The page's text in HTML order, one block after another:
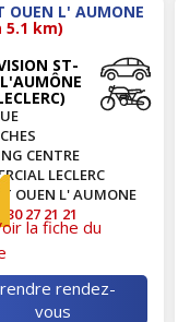
OUEN L' AUMONE
5.1 km)
ST-
CENTRE
LECLERC
OUEN L' AUMONE
30 27 21 21
la fiche du
rendez-
vous